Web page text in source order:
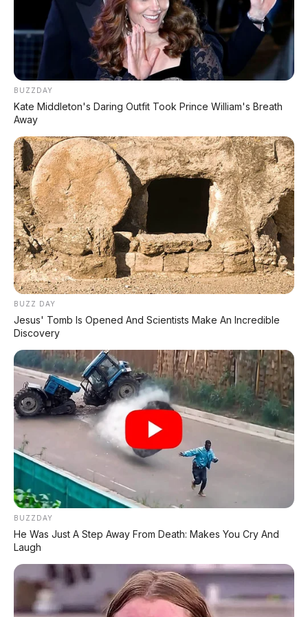
Belum pasti masuk Indonesia– masih
menunggu konfirmasi Chery Indonesia
Kompetitor berat– dari Mitsubishi
Xforce, Honda HR-V, dan Hyundai Creta
🔋 Mesin: Chery Super Hybrid
(CSH) Generasi ke-6
Tiggo V akan tersedia dalam dua varian:Plug-in
Hybrid (PHEV)danInternal Combustion Engine
(ICE)murni. Chery mengklaim sistem hybrid
generasi ke-6 mereka memiliki efisiensi termal
mencapai44,5%, salah satu yang tertinggi di
industrinya.
PHEV:
penggunaan harian irit.
ICE:
penuh diklaim mampu mencapai 650 km.
Penggerak:Kemungkinan 2 motor listrik
(FWD) atau 3 motor (AWD) dengan baterai 34
kWh seperti Tiggo 9.
📰 Baca Juga SUV & Mobil Keluarga
Lainnya:
Fast charging 5 menit jarak 630 km
🚙 Honda ZR-V
SUV kompak premium dari Honda
BUZZDAY
Kate Middleton's Daring Outfit Took Prince William's Breath
Away
BUZZ DAY
Jesus' Tomb Is Opened And Scientists Make An Incredible
Discovery
BUZZDAY
He Was Just A Step Away From Death: Makes You Cry And
Laugh